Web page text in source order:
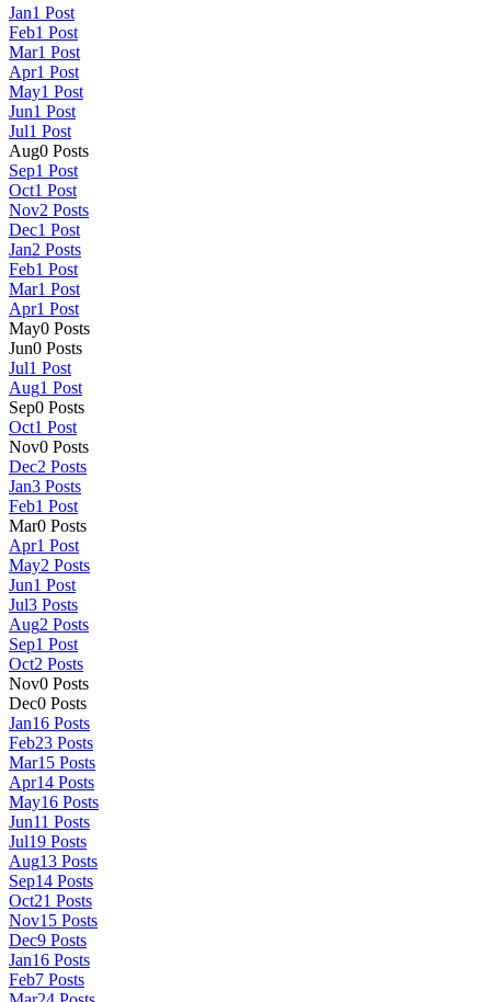
Jan1 Post
Feb1 Post
Mar1 Post
Apr1 Post
May1 Post
Jun1 Post
Jul1 Post
Aug0 Posts
Sep1 Post
Oct1 Post
Nov2 Posts
Dec1 Post
Jan2 Posts
Feb1 Post
Mar1 Post
Apr1 Post
May0 Posts
Jun0 Posts
Jul1 Post
Aug1 Post
Sep0 Posts
Oct1 Post
Nov0 Posts
Dec2 Posts
Jan3 Posts
Feb1 Post
Mar0 Posts
Apr1 Post
May2 Posts
Jun1 Post
Jul3 Posts
Aug2 Posts
Sep1 Post
Oct2 Posts
Nov0 Posts
Dec0 Posts
Jan16 Posts
Feb23 Posts
Mar15 Posts
Apr14 Posts
May16 Posts
Jun11 Posts
Jul19 Posts
Aug13 Posts
Sep14 Posts
Oct21 Posts
Nov15 Posts
Dec9 Posts
Jan16 Posts
Feb7 Posts